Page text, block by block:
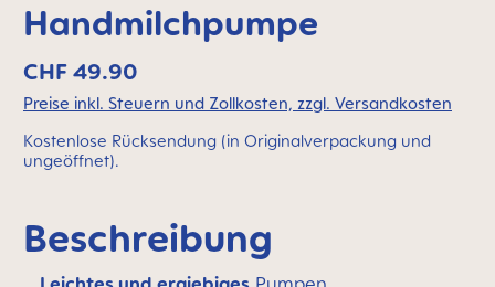
Handmilchpumpe
CHF 49.90
Preise inkl. Steuern und Zollkosten, zzgl. Versandkosten
Kostenlose Rücksendung (in Originalverpackung und
ungeöffnet).
Beschreibung